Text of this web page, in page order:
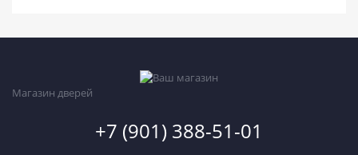
Магазин дверей
+7 (901) 388-51-01